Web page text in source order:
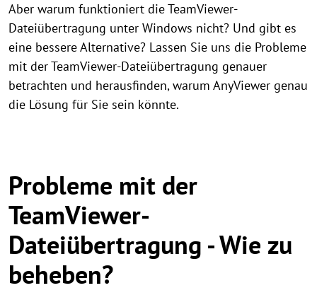
Aber warum funktioniert die TeamViewer-
Dateiübertragung unter Windows nicht? Und gibt es
eine bessere Alternative? Lassen Sie uns die Probleme
mit der TeamViewer-Dateiübertragung genauer
betrachten und herausfinden, warum AnyViewer genau
die Lösung für Sie sein könnte.
Probleme mit der
TeamViewer-
Dateiübertragung - Wie zu
beheben?